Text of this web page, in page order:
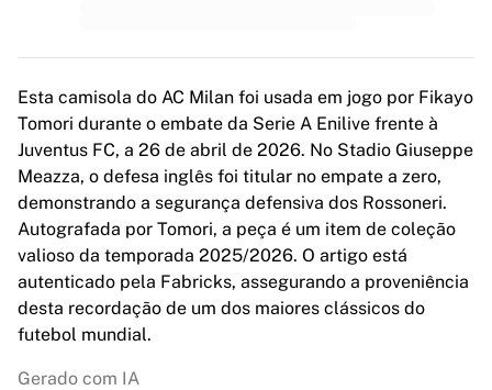
Futebol feminino dos EUA
NWSL
OL Lyonnes
Paris Saint-Germain Feminines
Arsenal WFC
Explorar por país
Basquetebol
Destaques
Charlotte Hornets
Chicago Bulls
LA Clippers
Portland Trail Blazers
Esta camisola do AC Milan foi usada em jogo por Fikayo
Tomori durante o embate da Serie A Enilive frente à
Juventus FC, a 26 de abril de 2026. No Stadio Giuseppe
Meazza, o defesa inglês foi titular no empate a zero,
demonstrando a segurança defensiva dos Rossoneri.
Autografada por Tomori, a peça é um item de coleção
valioso da temporada 2025/2026. O artigo está
autenticado pela Fabricks, assegurando a proveniência
desta recordação de um dos maiores clássicos do
futebol mundial.
Gerado com IA